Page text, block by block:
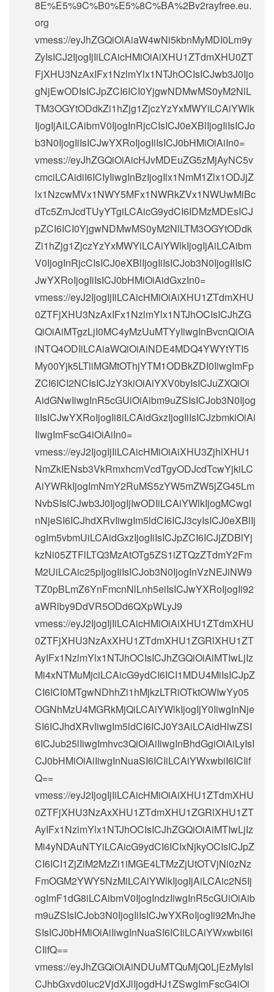
8E%E5%9C%B0%E5%8C%BA%2Bv2rayfree.eu.
org
vmess://eyJhZGQiOiAiaW4wNi5kbnMyMDI0Lm9y
ZyIsICJ2IjogIjIiLCAicHMiOiAiXHU1ZTdmXHU0ZT
FjXHU3NzAxIFx1NzlmYlx1NTJhOCIsICJwb3J0Ijo
gNjEwODIsICJpZCI6ICI0YjgwNDMwMS0yM2NlL
TM3OGYtODdkZi1hZjg1ZjczYzYxMWYiLCAiYWlk
IjogIjAiLCAibmV0IjogInRjcCIsICJ0eXBlIjogIiIsICJo
b3N0IjogIiIsICJwYXRoIjogIiIsICJ0bHMiOiAiIn0=
vmess://eyJhZGQiOiAicHJvMDEuZG5zMjAyNC5v
cmciLCAidiI6ICIyIiwgInBzIjogIlx1NmM1Zlx1ODJjZ
lx1NzcwMVx1NWY5MFx1NWRkZVx1NWUwMiBc
dTc5ZmJcdTUyYTgiLCAicG9ydCI6IDMzMDEsICJ
pZCI6ICI0YjgwNDMwMS0yM2NlLTM3OGYtODdk
Zi1hZjg1ZjczYzYxMWYiLCAiYWlkIjogIjAiLCAibm
V0IjogInRjcCIsICJ0eXBlIjogIiIsICJob3N0IjogIiIsIC
JwYXRoIjogIiIsICJ0bHMiOiAidGxzIn0=
vmess://eyJ2IjogIjIiLCAicHMiOiAiXHU1ZTdmXHU
0ZTFjXHU3NzAxIFx1NzlmYlx1NTJhOCIsICJhZG
QiOiAiMTgzLjI0MC4yMzUuMTYyIiwgInBvcnQiOiA
iNTQ4ODIiLCAiaWQiOiAiNDE4MDQ4YWYtYTI5
My00Yjk5LTliMGMtOThjYTM1ODBkZDI0IiwgImFp
ZCI6ICI2NCIsICJzY3kiOiAiYXV0byIsICJuZXQiOi
AidGNwIiwgInR5cGUiOiAibm9uZSIsICJob3N0Ijog
IiIsICJwYXRoIjogIi8iLCAidGxzIjogIiIsICJzbmkiOiAi
IiwgImFscG4iOiAiIn0=
vmess://eyJ2IjogIjIiLCAicHMiOiAiXHU3ZjhlXHU1
NmZkIENsb3VkRmxhcmVcdTgyODJcdTcwYjkiLC
AiYWRkIjogImNmY2RuMS5zYW5mZW5jZG45Lm
NvbSIsICJwb3J0IjogIjIwODIiLCAiYWlkIjogMCwgI
nNjeSI6ICJhdXRvIiwgIm5ldCI6ICJ3cyIsICJ0eXBlIj
ogIm5vbmUiLCAidGxzIjogIiIsICJpZCI6ICJjZDBlYj
kzNi05ZTFlLTQ3MzAtOTg5ZS1iZTQzZTdmY2Fm
M2UiLCAic25pIjogIiIsICJob3N0IjogInVzNEJiNW9
TZ0pBLmZ6YnFmcnNlLnh5eiIsICJwYXRoIjogIi92
aWRlby9DdVR5ODd6QXpWLyJ9
vmess://eyJ2IjogIjIiLCAicHMiOiAiXHU1ZTdmXHU
0ZTFjXHU3NzAxXHU1ZTdmXHU1ZGRlXHU1ZT
AyIFx1NzlmYlx1NTJhOCIsICJhZGQiOiAiMTIwLjIz
Mi4xNTMuMjciLCAicG9ydCI6ICI1MDU4MiIsICJpZ
CI6ICI0MTgwNDhhZi1hMjkzLTRiOTktOWIwYy05
OGNhMzU4MGRkMjQiLCAiYWlkIjogIjY0IiwgInNje
SI6ICJhdXRvIiwgIm5ldCI6ICJ0Y3AiLCAidHlwZSI
6ICJub25lIiwgImhvc3QiOiAiIiwgInBhdGgiOiAiLyIsI
CJ0bHMiOiAiIiwgInNuaSI6ICIiLCAiYWxwbiI6ICIif
Q==
vmess://eyJ2IjogIjIiLCAicHMiOiAiXHU1ZTdmXHU
0ZTFjXHU3NzAxXHU1ZTdmXHU1ZGRlXHU1ZT
AyIFx1NzlmYlx1NTJhOCIsICJhZGQiOiAiMTIwLjIz
Mi4yNDAuNTYiLCAicG9ydCI6ICIxNjkyOCIsICJpZ
CI6ICI1ZjZiM2MzZi1iMGE4LTMzZjUtOTVjNi0zNz
FmOGM2YWY5NzMiLCAiYWlkIjogIjAiLCAic2N5Ij
ogImF1dG8iLCAibmV0IjogIndzIiwgInR5cGUiOiAib
m9uZSIsICJob3N0IjogIiIsICJwYXRoIjogIi92MnJhe
SIsICJ0bHMiOiAiIiwgInNuaSI6ICIiLCAiYWxwbiI6I
CIifQ==
vmess://eyJhZGQiOiAiNDUuMTQuMjQ0LjEzMyIsI
CJhbGxvd0luc2VjdXJlIjogdHJ1ZSwgImFscG4iOi